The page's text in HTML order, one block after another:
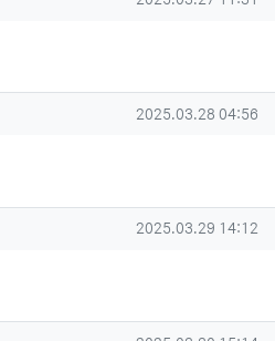
작성일
2025.03.28 04:56
작성일
2025.03.29 14:12